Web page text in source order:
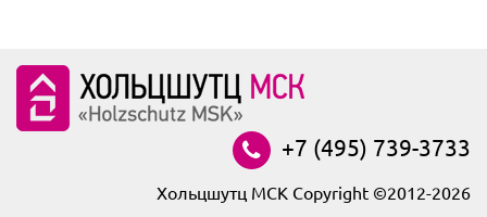
+7 (495) 739-3733
Хольцшутц МСК Copyright ©2012-2026